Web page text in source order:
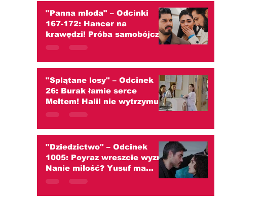
"Panna młoda" – Odcinki
167-172: Hancer na
krawędzi! Próba samobójcza,
szokujący ślub z Melihem i
"Splątane losy" – Odcinek
26: Burak łamie serce
Meltem! Halil nie wytrzymuje
ciężaru wielkiej tajemnicy
"Dziedzictwo" – Odcinek
1005: Poyraz wreszcie wyzna
Nanie miłość? Yusuf ma
tylko jedno marzenie!